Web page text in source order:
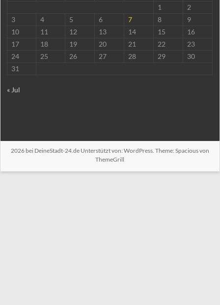
1
2
3
4 5 6 7 8
9
10
11 12 13 14 15
16
17
18 19 20 21 22
23
24
25 26 27 28 29
30
31
« Jul
2026 bei DeineStadt-24.deUnterstützt von: WordPress. Theme: Spacious von
ThemeGrill